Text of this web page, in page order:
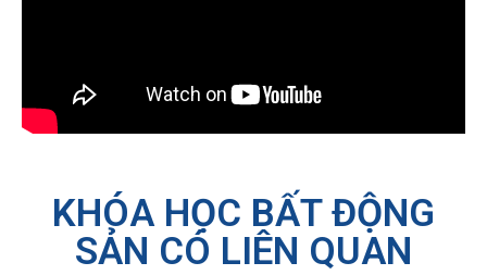
KHÓA HỌC BẤT ĐỘNG
SẢN CÓ LIÊN QUAN